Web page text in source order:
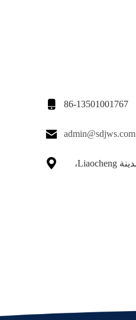
 86-13501001767
 admin@sdjws.com

حديقة Dongchangfu District Industrial Park، مدينة Liaocheng،